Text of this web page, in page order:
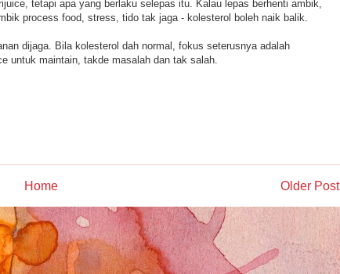
tetapi apa yang berlaku selepas itu. Kalau lepas berhenti ambik,
process food, stress, tido tak jaga - kolesterol boleh naik balik.
dijaga. Bila kolesterol dah normal, fokus seterusnya adalah
untuk maintain, takde masalah dan tak salah.
Older Post
Home